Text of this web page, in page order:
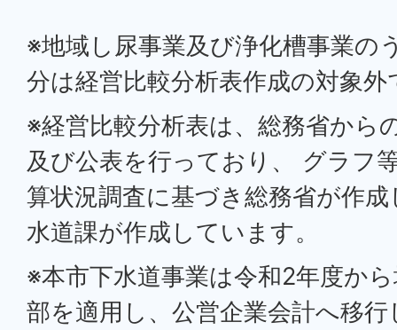
※地域し尿事業及び浄化槽事業の
分は経営比較分析表作成の対象外
※経営比較分析表は、総務省から
及び公表を行っており、 グラフ
算状況調査に基づき総務省が作
水道課が作成しています。
※本市下水道事業は令和2年度か
部を適用し、公営企業会計へ移